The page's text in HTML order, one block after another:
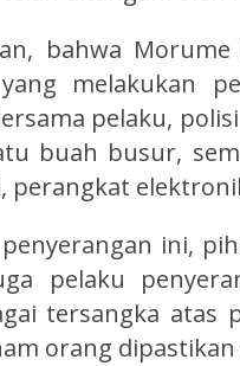
bahwa
melakukan
pelaku,
buah busur,
perangkat
ini,
pelaku
tersangka atas
orang